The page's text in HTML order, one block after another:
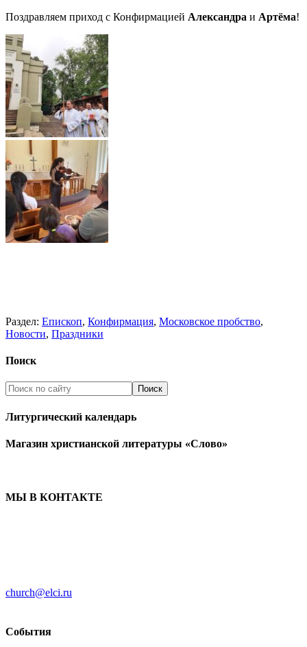
Поздравляем приход с Конфирмацией Александра и Артёма!
Раздел: Епископ, Конфирмация, Московское пробство,
Новости, Праздники
Поиск
Литургический календарь
Магазин христианской литературы «Слово»
МЫ В КОНТАКТЕ
church@elci.ru
События